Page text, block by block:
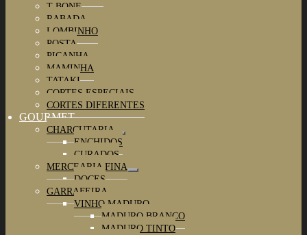
T-BONE
RABADA
LOMBINHO
POSTA
PICANHA
MAMINHA
TATAKI
CORTES ESPECIAIS
CORTES DIFERENTES
GOURMET
Maximizar
CHARCUTARIA
Maximizar
submenu
ENCHIDOS
CURADOS
MERCEARIA FINA
Maximizar
DOCES
GARRAFEIRA
Maximizar
VINHO MADURO
Maximizar
submenu
MADURO BRANCO
MADURO TINTO